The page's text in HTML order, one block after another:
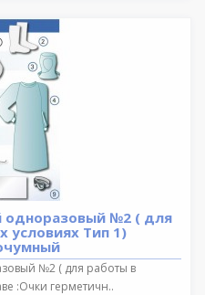
одноразовый №2 ( для
условиях Тип 1)
№2 ( для работы в
:Очки герметичн..